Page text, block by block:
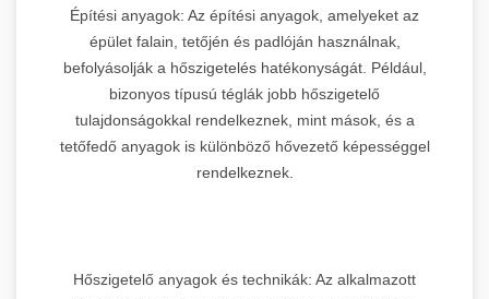
Építési anyagok: Az építési anyagok, amelyeket az
épület falain, tetőjén és padlóján használnak,
befolyásolják a hőszigetelés hatékonyságát. Például,
bizonyos típusú téglák jobb hőszigetelő
tulajdonságokkal rendelkeznek, mint mások, és a
tetőfedő anyagok is különböző hővezető képességgel
rendelkeznek.
Hőszigetelő anyagok és technikák: Az alkalmazott